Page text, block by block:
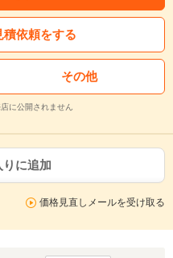
依頼をする
その他
に公開されません
りに追加
価格見直しメールを受け取る